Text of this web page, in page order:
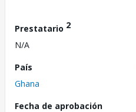
Prestatario 2
N/A
País
Ghana
Fecha de aprobación